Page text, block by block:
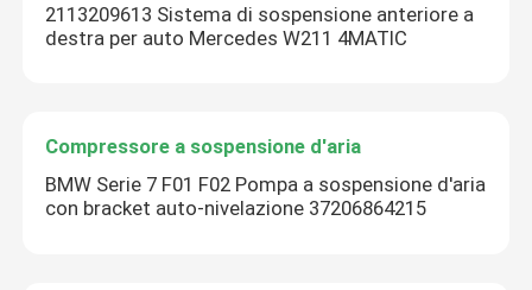
2113209613 Sistema di sospensione anteriore a
destra per auto Mercedes W211 4MATIC
Compressore a sospensione d'aria
BMW Serie 7 F01 F02 Pompa a sospensione d'aria
con bracket auto-nivelazione 37206864215